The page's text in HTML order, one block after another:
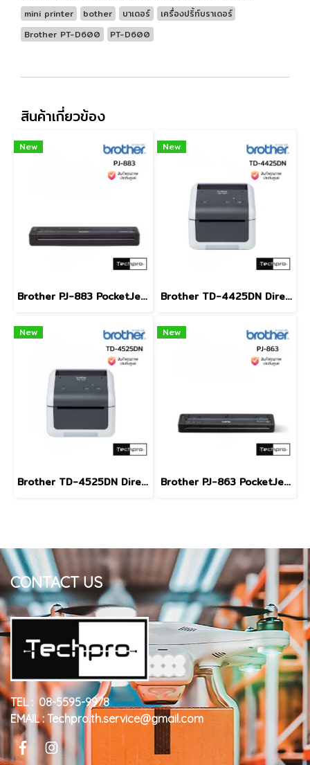
mini printer
bother บาเดอร์
เครื่องปริ้ท์บราเดอร์
Brother PT-D600
PT-D600
สินค้าเกี่ยวข้อง
New
Brother PJ-883 PocketJet A4 Mobile Printer Direct Thermal Wi-Fi Bluetooth AirPrint USB Type-C เครื่องพิมพ์พกพา A4
New
Brother TD-4425DN Direct Thermal Label Printer 4 นิ้ว LAN USB Type-C เครื่องพิมพ์ฉลากบาร์โค้ดสำหรับคลังสินค้าและขนส่ง
New
Brother TD-4525DN Direct Thermal Label Printer 300 dpi LAN USB Type-C เครื่องพิมพ์ฉลากบาร์โค้ด 4 นิ้ว
New
Brother PJ-863 PocketJet A4 Mobile Printer Direct Thermal Bluetooth USB Type-C เครื่องพิมพ์พกพา A4
CONTACT US
TEL : 08-5595-9978
EMAIL : Techpro.th.service@gmail.com